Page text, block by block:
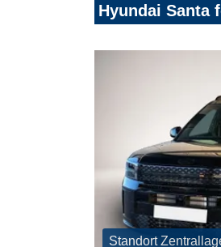
Hyundai Santa
Standort